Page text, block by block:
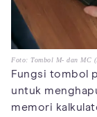
Foto: Tombol M- dan MC
Fungsi tombol
untuk
memori